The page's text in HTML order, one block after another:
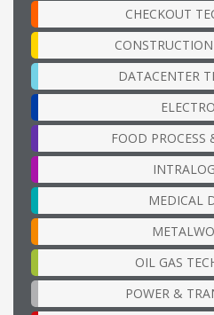
CHECKOUT
DATACENTER
FOOD PROCESS
MEDICAL
OIL GAS
POWER &